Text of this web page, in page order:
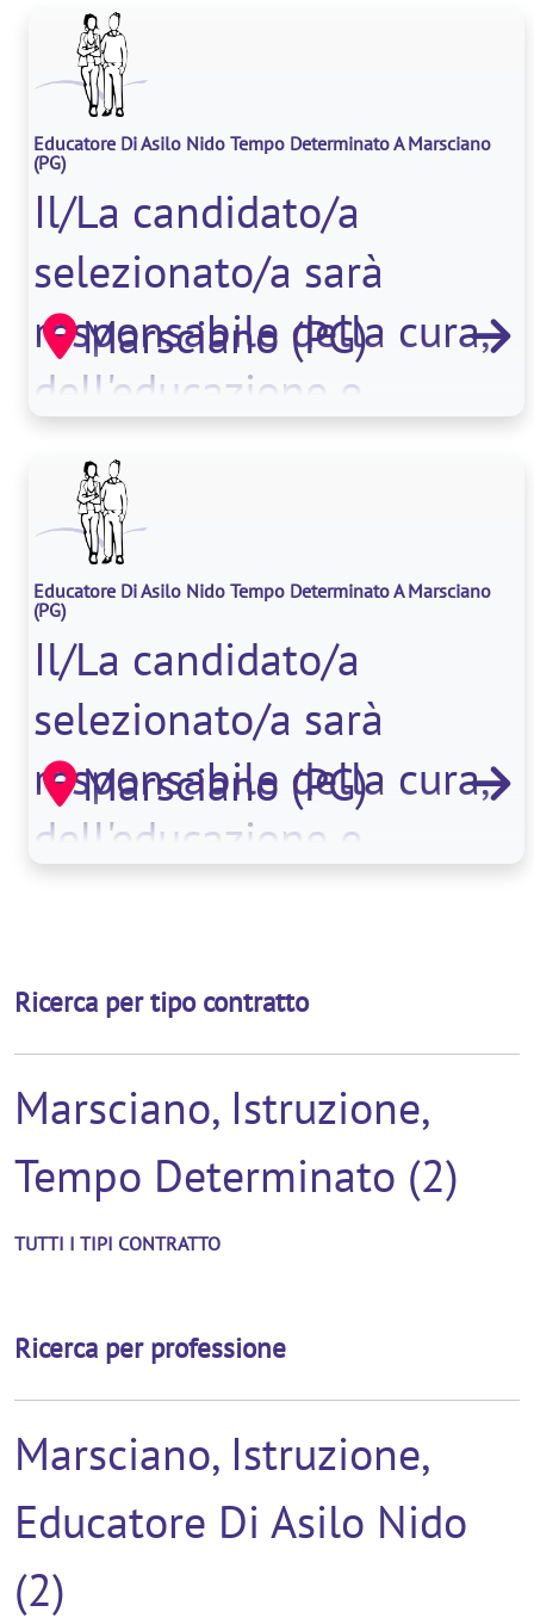
Educatore Di Asilo Nido Tempo Determinato A Marsciano
(PG)
Il/La candidato/a
selezionato/a sarà
responsabile della cura,
dell'educazione e
dell'intrattenim
Marsciano (PG)
Educatore Di Asilo Nido Tempo Determinato A Marsciano
(PG)
Il/La candidato/a
selezionato/a sarà
responsabile della cura,
dell'educazione e
Marsciano (PG)
Ricerca per tipo contratto
Marsciano, Istruzione,
Tempo Determinato (2)
TUTTI I TIPI CONTRATTO
Ricerca per professione
Marsciano, Istruzione,
Educatore Di Asilo Nido
(2)